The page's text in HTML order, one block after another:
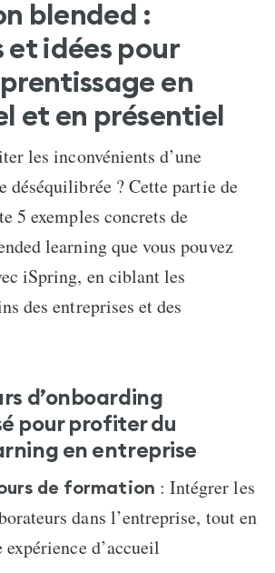
blended :
et idées pour
en
et en présentiel
les inconvénients d’une
déséquilibrée ? Cette partie de
5 exemples concrets de
learning que vous pouvez
iSpring, en ciblant les
des entreprises et des
d’onboarding
pour profiter du
en entreprise
de formation : Intégrer les
dans l’entreprise, tout en
d’accueil